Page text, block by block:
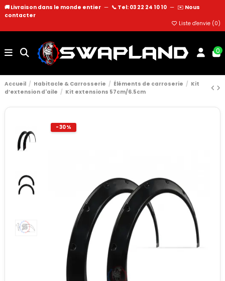
🚚 Livraison dans le monde entier — 📞 Tel: 03 22 24 10 10 — ✉️ Nous
contacter
Liste d'envie (0)
0
Accueil Habitacle & Carrosserie Éléments de carroserie
Kit
d’extension d'aile
Kit extensions 57cm/6.5cm
-30%